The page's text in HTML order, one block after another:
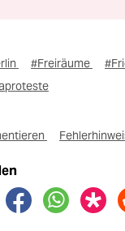
#Freiräume